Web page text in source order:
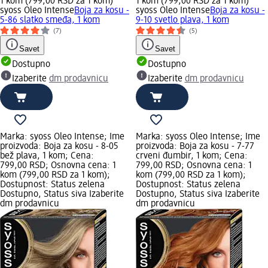
syoss Oleo IntenseBoja za kosu -
5-86 slatko smeđa, 1 kom
(7)
Savet
Dostupno
Izaberite dm prodavnicu
syoss Oleo IntenseBoja za kosu -
9-10 svetlo plava, 1 kom
(5)
Savet
Dostupno
Izaberite dm prodavnicu
Marka: syoss Oleo Intense; Ime
proizvoda: Boja za kosu - 8-05
bež plava, 1 kom; Cena:
799,00 RSD; Osnovna cena: 1
kom (799,00 RSD za 1 kom);
Dostupnost: Status zelena
Dostupno, Status siva Izaberite
dm prodavnicu
Marka: syoss Oleo Intense; Ime
proizvoda: Boja za kosu - 7-77
crveni đumbir, 1 kom; Cena:
799,00 RSD; Osnovna cena: 1
kom (799,00 RSD za 1 kom);
Dostupnost: Status zelena
Dostupno, Status siva Izaberite
dm prodavnicu